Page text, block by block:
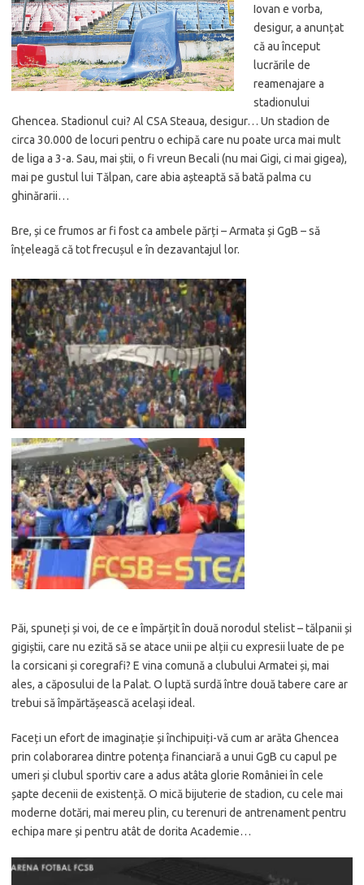
Iovan e vorba,
desigur, a anunțat
că au început
lucrările de
reamenajare a
stadionului
Ghencea. Stadionul cui? Al CSA Steaua, desigur… Un stadion de
circa 30.000 de locuri pentru o echipă care nu poate urca mai mult
de liga a 3-a. Sau, mai știi, o fi vreun Becali (nu mai Gigi, ci mai gigea),
mai pe gustul lui Tălpan, care abia așteaptă să bată palma cu
ghinărarii…
Bre, și ce frumos ar fi fost ca ambele părți – Armata și GgB – să
înțeleagă că tot frecușul e în dezavantajul lor.
Păi, spuneți și voi, de ce e împărțit în două norodul stelist – tălpanii și
gigiștii, care nu ezită să se atace unii pe alții cu expresii luate de pe
la corsicani și coregrafi? E vina comună a clubului Armatei și, mai
ales, a căposului de la Palat. O luptă surdă între două tabere care ar
trebui să împărtășească același ideal.
Faceți un efort de imaginație și închipuiți-vă cum ar arăta Ghencea
prin colaborarea dintre potența financiară a unui GgB cu capul pe
umeri și clubul sportiv care a adus atâta glorie României în cele
șapte decenii de existență. O mică bijuterie de stadion, cu cele mai
moderne dotări, mai mereu plin, cu terenuri de antrenament pentru
echipa mare și pentru atât de dorita Academie…